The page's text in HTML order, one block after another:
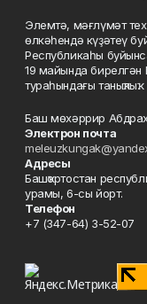
Элемтә, мәғлүмәт
өлкәһендә күҙәтеү
Республикаһы
19 майында
тураһындағы таныҡлыҡ.
Баш мөхәррир
Электрон почта
Адресы
Башҡортостан
урамы, 6-сы йорт.
Телефон
+7 (347-64) 3-52-07